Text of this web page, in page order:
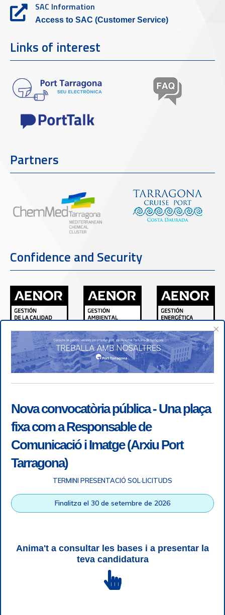
SAC Information
Access to SAC (Customer Service)
Links of interest
Partners
Confidence and Security
Accessibility Legal note | + info RGPD |Information of
×
Nova convocatòria pública - Una plaça
fixa com a Responsable de
Comunicació i Imatge (Arxiu Port
Tarragona)
TERMINI PRESENTACIÓ SOL·LICITUDS
Finalitza el 30 de setembre de 2026
Anima't a consultar les bases i a presentar la
teva candidatura